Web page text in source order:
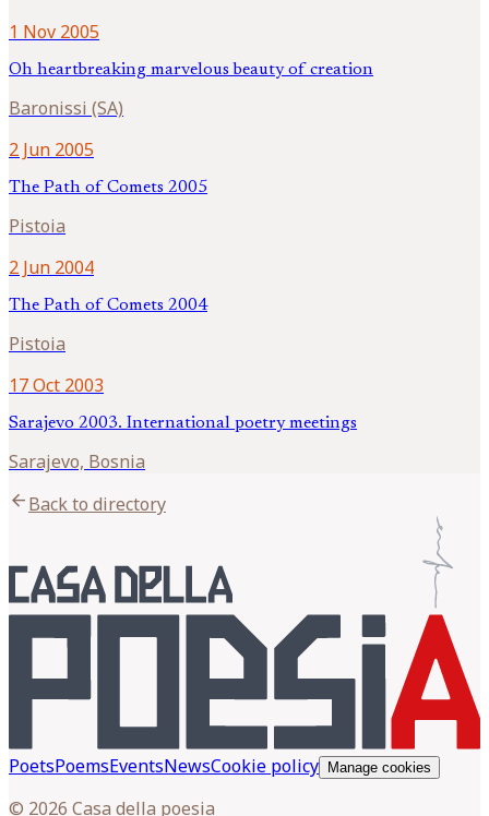
1 Nov 2005
Oh heartbreaking marvelous beauty of creation
Baronissi (SA)
2 Jun 2005
The Path of Comets 2005
Pistoia
2 Jun 2004
The Path of Comets 2004
Pistoia
17 Oct 2003
Sarajevo 2003. International poetry meetings
Sarajevo, Bosnia
arrow_backBack to directory
PoetsPoemsEventsNewsCookie policy Manage cookies
© 2026 Casa della poesia